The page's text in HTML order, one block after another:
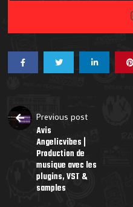
Previous post
Avis
Angelicvibes |
Production de
musique avec les
plugins, VST &
samples